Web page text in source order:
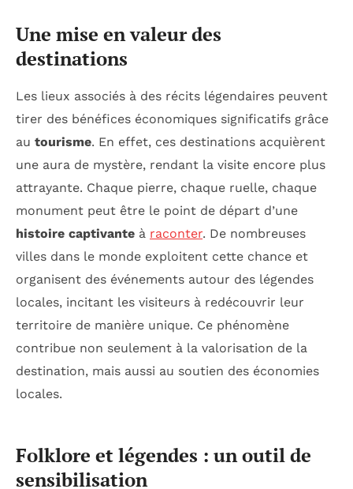
Une mise en valeur des
destinations
Les lieux associés à des récits légendaires peuvent
tirer des bénéfices économiques significatifs grâce
au tourisme. En effet, ces destinations acquièrent
une aura de mystère, rendant la visite encore plus
attrayante. Chaque pierre, chaque ruelle, chaque
monument peut être le point de départ d’une
histoire captivante à raconter. De nombreuses
villes dans le monde exploitent cette chance et
organisent des événements autour des légendes
locales, incitant les visiteurs à redécouvrir leur
territoire de manière unique. Ce phénomène
contribue non seulement à la valorisation de la
destination, mais aussi au soutien des économies
locales.
Folklore et légendes : un outil de
sensibilisation